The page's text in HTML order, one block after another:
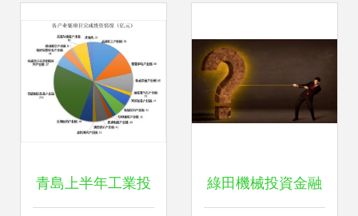
投資額達411.8億
元
青島上半年工業投 綠田機械投資金融